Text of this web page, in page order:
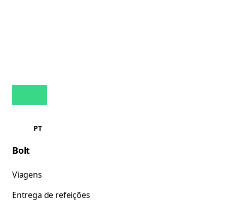
PT
Bolt
Viagens
Entrega de refeições